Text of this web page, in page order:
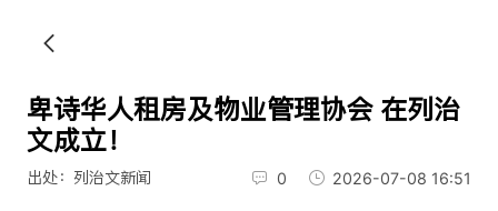
卑诗华人租房及物业管理协会 在列治
文成立！
出处：列治文新闻 0 2026-07-08 16:51